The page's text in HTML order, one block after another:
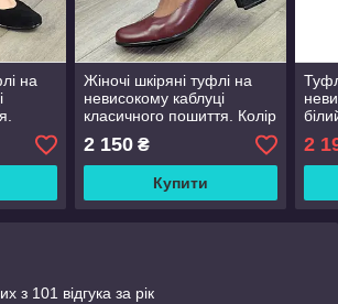
на
Жіночі шкіряні туфлі на
невисокому каблуці
класичного пошиття. Колір
бордовий
2 150₴
Купити
2
з 101 відгука за рік